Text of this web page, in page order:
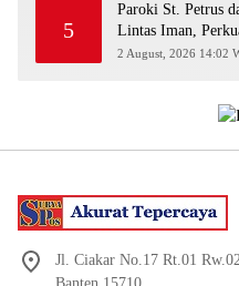
5
Paroki St. Petrus
Lintas Iman,
2 August, 2026 14:02
Jl. Ciakar No.17 Rt.01